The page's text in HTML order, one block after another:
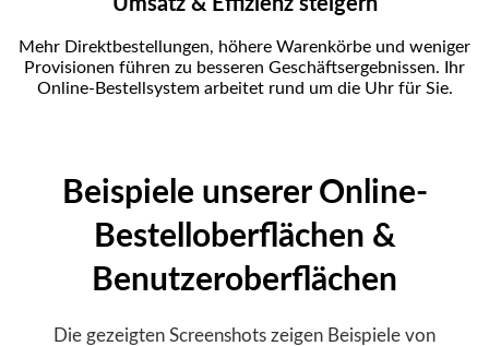
Mehr Direktbestellungen, höhere Warenkörbe und weniger
Provisionen führen zu besseren Geschäftsergebnissen. Ihr
Online-Bestellsystem arbeitet rund um die Uhr für Sie.
Beispiele unserer Online-
Bestelloberflächen &
Benutzeroberflächen
Die gezeigten Screenshots zeigen Beispiele von